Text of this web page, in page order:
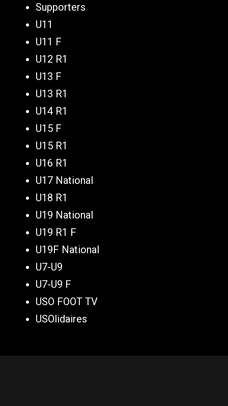
Supporters
U11
U11 F
U12 R1
U13 F
U13 R1
U14 R1
U15 F
U15 R1
U16 R1
U17 National
U18 R1
U19 National
U19 R1 F
U19F National
U7-U9
U7-U9 F
USO FOOT TV
USOlidaires